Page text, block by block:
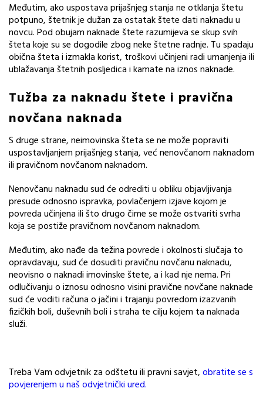
Međutim, ako uspostava prijašnjeg stanja ne otklanja štetu
potpuno, štetnik je dužan za ostatak štete dati naknadu u
novcu. Pod obujam naknade štete razumijeva se skup svih
šteta koje su se dogodile zbog neke štetne radnje. Tu spadaju
obična šteta i izmakla korist, troškovi učinjeni radi umanjenja ili
ublažavanja štetnih posljedica i kamate na iznos naknade.
Tužba za naknadu štete i pravična
novčana naknada
S druge strane, neimovinska šteta se ne može popraviti
uspostavljanjem prijašnjeg stanja, već nenovčanom naknadom
ili pravičnom novčanom naknadom.
Nenovčanu naknadu sud će odrediti u obliku objavljivanja
presude odnosno ispravka, povlačenjem izjave kojom je
povreda učinjena ili što drugo čime se može ostvariti svrha
koja se postiže pravičnom novčanom naknadom.
Međutim, ako nađe da težina povrede i okolnosti slučaja to
opravdavaju, sud će dosuditi pravičnu novčanu naknadu,
neovisno o naknadi imovinske štete, a i kad nje nema. Pri
odlučivanju o iznosu odnosno visini pravične novčane naknade
sud će voditi računa o jačini i trajanju povredom izazvanih
fizičkih boli, duševnih boli i straha te cilju kojem ta naknada
služi.
Treba Vam odvjetnik za odštetu ili pravni savjet,obratite se s
povjerenjem u naš odvjetnički ured.